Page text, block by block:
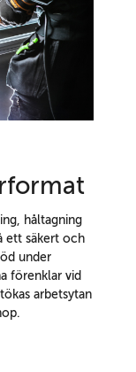
håltagning
ett säkert och
under
förenklar vid
arbetsytan